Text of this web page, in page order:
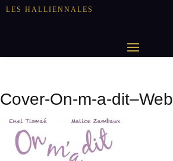
LES HALLIENNALES
Cover-On-m-a-dit–Web